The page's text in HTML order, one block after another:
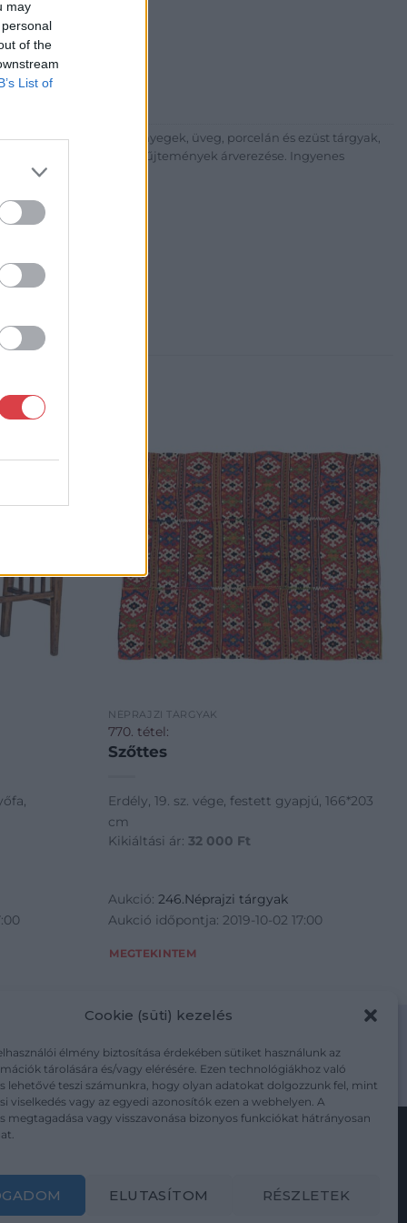
may
of the
List of
Cookie (süti) kezelés
élmény biztosítása érdekében sütiket használunk az
tárolására és/vagy elérésére. Ezen technológiákhoz való
lehetővé teszi számunkra, hogy olyan adatokat dolgozzunk fel, mint
viselkedés vagy az egyedi azonosítók ezen a webhelyen. A
megtagadása vagy visszavonása bizonyos funkciókat hátrányosan
ELUTASÍTOM RÉSZLETEK
és Aukciósház Kft.
Balaton utca 8.
6000 +361 4756005
bútorok, szőnyegek, üveg, porcelán és ezüst tárgyak,
Hagyatékok és gyűjtemények árverezése. Ingyenes
NÉPRAJZI TÁRGYAK
770. tétel:
Szőttes
Erdély, 19. sz. vége, festett gyapjú, 166*203
cm
Kikiáltási ár:32 000 Ft
Aukció:246.Néprajzi tárgyak
Aukció időpontja: 2019-10-02 17:00
MEGTEKINTEM
adatkezelesi-tajekoztato/